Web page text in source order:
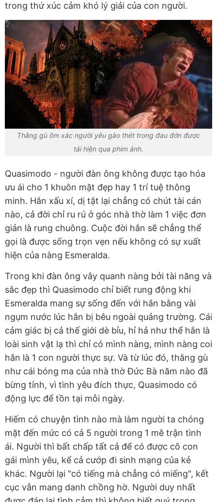
trong thứ xúc cảm khó lý giải của con người.
Thằng gù ôm xác người yêu gào thét trong đau đớn được
tái hiện qua phim ảnh.
Quasimodo - người đàn ông không được tạo hóa
ưu ái cho 1 khuôn mặt đẹp hay 1 trí tuệ thông
minh. Hắn xấu xí, dị tật lại chẳng có chút tài cán
nào, cả đời chỉ ru rú ở góc nhà thờ làm 1 việc đơn
giản là rung chuông. Cuộc đời hắn sẽ chẳng thể
gọi là được sống trọn vẹn nếu không có sự xuất
hiện của nàng Esmeralda.
Trong khi đàn ông vây quanh nàng bởi tài năng và
sắc đẹp thì Quasimodo chỉ biết rung động khi
Esmeralda mang sự sống đến với hắn bằng vài
ngụm nước lúc hắn bị bêu ngoài quảng trường. Cái
cảm giác bị cả thế giới dè bỉu, hỉ hả như thể hắn là
loài sinh vật lạ thì chỉ có mình nàng, mình nàng coi
hắn là 1 con người thực sự. Và từ lúc đó, thằng gù
như cái bóng ma của nhà thờ Đức Bà năm nào đã
bừng tỉnh, vì tình yêu đích thực, Quasimodo có
động lực để tồn tại mỗi ngày.
Hiếm có chuyện tình nào mà làm người ta chóng
mặt đến mức có cả 5 người trong 1 mê trận tình
ái. Người thì bất chấp tất cả để có được cô con
gái mình yêu, kể cả cướp đi sinh mạng của kẻ
khác. Người lại "có tiếng mà chẳng có miếng", kết
cục vẫn mang danh chồng hờ. Người duy nhất